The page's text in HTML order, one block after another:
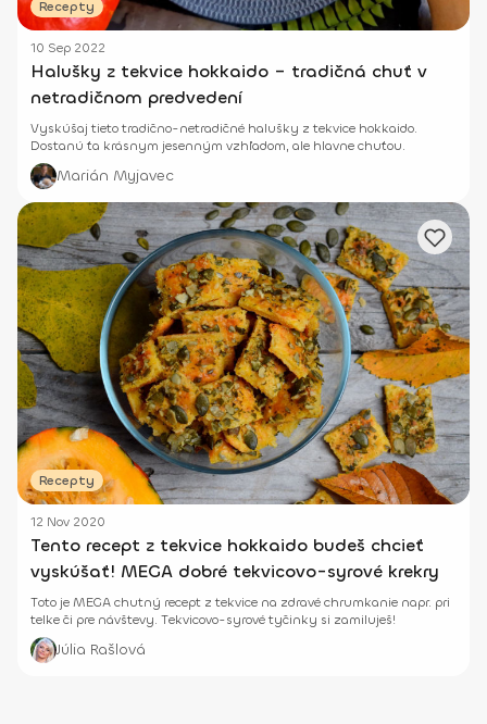
Recepty
10 Sep 2022
Halušky z tekvice hokkaido – tradičná chuť v
netradičnom predvedení
Vyskúšaj tieto tradično-netradičné halušky z tekvice hokkaido.
Dostanú ťa krásnym jesenným vzhľadom, ale hlavne chuťou.
Marián Myjavec
Recepty
12 Nov 2020
Tento recept z tekvice hokkaido budeš chcieť
vyskúšať! MEGA dobré tekvicovo-syrové krekry
Toto je MEGA chutný recept z tekvice na zdravé chrumkanie napr. pri
telke či pre návštevy. Tekvicovo-syrové tyčinky si zamiluješ!
Júlia Rašlová